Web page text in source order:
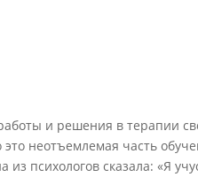
и решения в терапии
неотъемлемая часть
психологов сказала: «Я